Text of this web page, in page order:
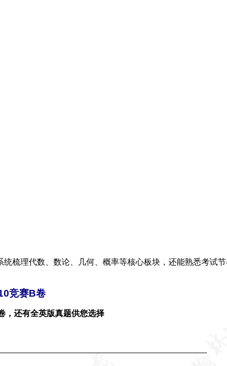
梳理代数、数论、几何、概率等核心板块，还能熟悉考试
竞赛B卷
，还有全英版真题供您选择